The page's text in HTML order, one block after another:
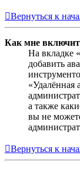
Вернуться к
Как мне
На вкладке
добавить
«Удалённая
а также
вы не
Вернуться к